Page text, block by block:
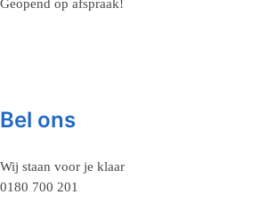
Geopend op afspraak!
Bel ons
Wij staan voor je klaar
0180 700 201